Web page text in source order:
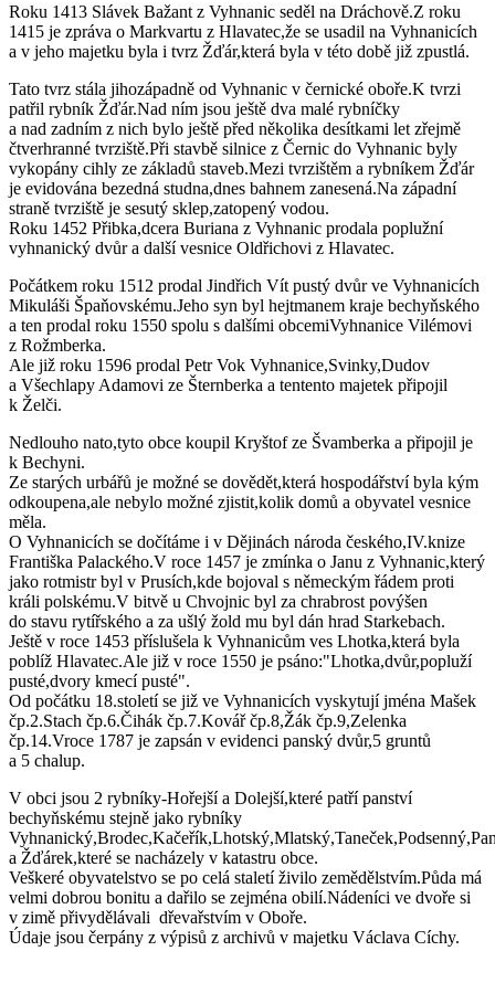
Roku 1413 Slávek Bažant z Vyhnanic seděl na Dráchově.Z roku
1415 je zpráva o Markvartu z Hlavatec,že se usadil na Vyhnanicích
a v jeho majetku byla i tvrz Žďár,která byla v této době již zpustlá.
Tato tvrz stála jihozápadně od Vyhnanic v černické oboře.K tvrzi
patřil rybník Žďár.Nad ním jsou ještě dva malé rybníčky
a nad zadním z nich bylo ještě před několika desítkami let zřejmě
čtverhranné tvrziště.Při stavbě silnice z Černic do Vyhnanic byly
vykopány cihly ze základů staveb.Mezi tvrzištěm a rybníkem Žďár
je evidována bezedná studna,dnes bahnem zanesená.Na západní
straně tvrziště je sesutý sklep,zatopený vodou.
Roku 1452 Přibka,dcera Buriana z Vyhnanic prodala poplužní
vyhnanický dvůr a další vesnice Oldřichovi z Hlavatec.
Počátkem roku 1512 prodal Jindřich Vít pustý dvůr ve Vyhnanicích
Mikuláši Špaňovskému.Jeho syn byl hejtmanem kraje bechyňského
a ten prodal roku 1550 spolu s dalšími obcemiVyhnanice Vilémovi
z Rožmberka.
Ale již roku 1596 prodal Petr Vok Vyhnanice,Svinky,Dudov
a Všechlapy Adamovi ze Šternberka a tentento majetek připojil
k Želči.
Nedlouho nato,tyto obce koupil Kryštof ze Švamberka a připojil je
k Bechyni.
Ze starých urbářů je možné se dovědět,která hospodářství byla kým
odkoupena,ale nebylo možné zjistit,kolik domů a obyvatel vesnice
měla.
O Vyhnanicích se dočítáme i v Dějinách národa českého,IV.knize
Františka Palackého.V roce 1457 je zmínka o Janu z Vyhnanic,který
jako rotmistr byl v Prusích,kde bojoval s německým řádem proti
králi polskému.V bitvě u Chvojnic byl za chrabrost povýšen
do stavu rytířského a za ušlý žold mu byl dán hrad Starkebach.
Ještě v roce 1453 příslušela k Vyhnanicům ves Lhotka,která byla
poblíž Hlavatec.Ale již v roce 1550 je psáno:"Lhotka,dvůr,popluží
pusté,dvory kmecí pusté".
Od počátku 18.století se již ve Vyhnanicích vyskytují jména Mašek
čp.2.Stach čp.6.Čihák čp.7.Kovář čp.8,Žák čp.9,Zelenka
čp.14.Vroce 1787 je zapsán v evidenci panský dvůr,5 gruntů
a 5 chalup.
V obci jsou 2 rybníky-Hořejší a Dolejší,které patří panství
bechyňskému stejně jako rybníky
a Žďárek,které se nacházely v katastru obce.
Veškeré obyvatelstvo se po celá staletí živilo zemědělstvím.Půda má
velmi dobrou bonitu a dařilo se zejména obilí.Nádeníci ve dvoře si
v zimě přivydělávali dřevařstvím v Oboře.
Údaje jsou čerpány z výpisů z archivů v majetku Václava Cíchy.